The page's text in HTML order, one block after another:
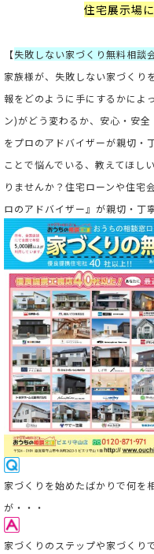
住宅展示場
【失敗しない家づくり無料相談
家族様が、失敗しない家づくり
報をどのように手にするかによ
ン)がどう変わるか、安心・安
をプロのアドバイザーが親切・
ことで悩んでいる、教えてほし
りませんか？住宅ローンや住宅
ロのアドバイザー』が親切・丁
家づくりを始めたばかりで何を
が・・・
家づくりのステップや家づくり